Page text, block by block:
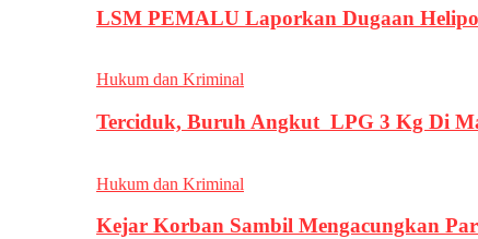
LSM PEMALU Laporkan Dugaan
Hukum dan Kriminal
Terciduk, Buruh Angkut LPG 3 Kg Di
Hukum dan Kriminal
Kejar Korban Sambil Mengacungkan